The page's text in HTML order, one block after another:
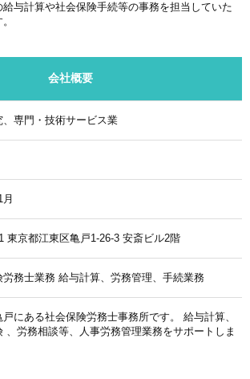
給与計算や社会保険手続等の事務を担当していた
会社概要
、専門・技術サービス業
東京都江東区亀戸1-26-3 安斎ビル2階
労務士業務 給与計算、労務管理、手続業務
にある社会保険労務士事務所です。 給与計算、
、労務相談等、人事労務管理業務をサポートしま